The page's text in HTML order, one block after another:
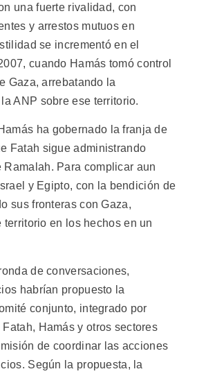
una fuerte rivalidad, con
y arrestos mutuos en
se incrementó en el
cuando Hamás tomó control
Gaza, arrebatando la
ANP sobre ese territorio.
ha gobernado la franja de
Fatah sigue administrando
Para complicar aun
y Egipto, con la bendición de
sus fronteras con Gaza,
en los hechos en un
de conversaciones,
habrían propuesto la
conjunto, integrado por
Hamás y otros sectores
de coordinar las acciones
Según la propuesta, la